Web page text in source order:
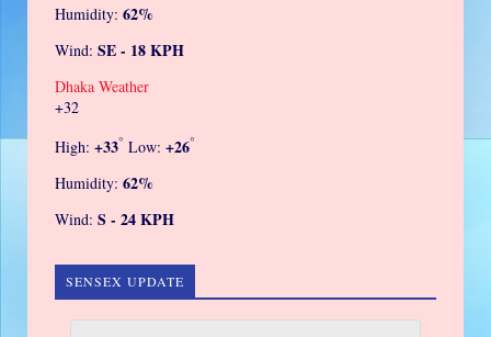
Humidity: 62%
Wind: SE - 18 KPH
Dhaka Weather
+32
High: +33° Low: +26°
Humidity: 62%
Wind: S - 24 KPH
SENSEX UPDATE